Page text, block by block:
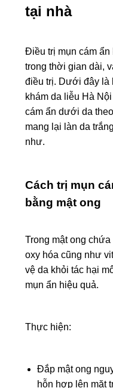
tại nhà
Điều trị mụn cám
trong thời gian dài,
điều trị. Dưới đây là
khám da liễu Hà
cám ẩn dưới da
mang lại làn da
như.
Cách trị mụn
bằng mật ong
Trong mật ong
oxy hóa cũng như
vệ da khỏi tác hại
mụn ẩn hiệu quả.
Thực hiện:
Đắp mật ong
hỗn hợp lên mặt